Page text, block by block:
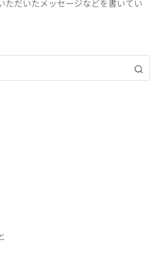
ただいたメッセージなどを書いてい